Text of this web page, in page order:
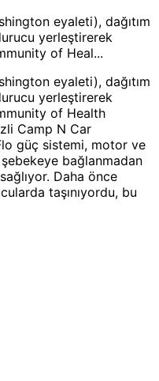
eyaleti), dağıtım
yerleştirerek
of Heal...
eyaleti), dağıtım
yerleştirerek
of Health
Camp N Car
güç sistemi, motor ve
bağlanmadan
Daha önce
taşınıyordu, bu